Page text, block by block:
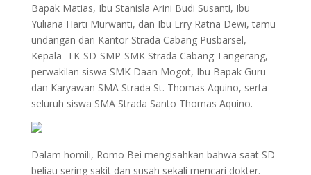
Bapak Matias, Ibu Stanisla Arini Budi Susanti, Ibu
Yuliana Harti Murwanti, dan Ibu Erry Ratna Dewi, tamu
undangan dari Kantor Strada Cabang Pusbarsel,
Kepala TK-SD-SMP-SMK Strada Cabang Tangerang,
perwakilan siswa SMK Daan Mogot, Ibu Bapak Guru
dan Karyawan SMA Strada St. Thomas Aquino, serta
seluruh siswa SMA Strada Santo Thomas Aquino.
Dalam homili, Romo Bei mengisahkan bahwa saat SD
beliau sering sakit dan susah sekali mencari dokter.